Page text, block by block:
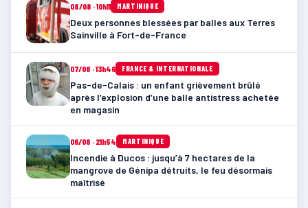
08/08 · 10h11 MARTINIQUE
Deux personnes blessées par balles aux Terres
Sainville à Fort-de-France
07/08 · 13h46 FRANCE & INTERNATIONALE
Pas-de-Calais : un enfant grièvement brûlé
après l’explosion d’une balle antistress achetée
en magasin
06/08 · 21h54 MARTINIQUE
Incendie à Ducos : jusqu’à 7 hectares de la
mangrove de Génipa détruits, le feu désormais
maîtrisé